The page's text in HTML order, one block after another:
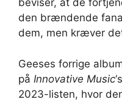
beviser, at de
den brændende
dem, men kræver
Geeses forrige
på Innovative Music
2023-listen, hvor